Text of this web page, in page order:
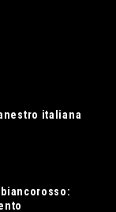
italiana